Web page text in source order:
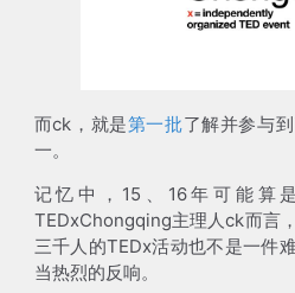
而ck，就是第一批了解并参与
一。
记忆中，15、16年可能算
TEDxChongqing主理人ck而言
三千人的TEDx活动也不是一件
当热烈的反响。